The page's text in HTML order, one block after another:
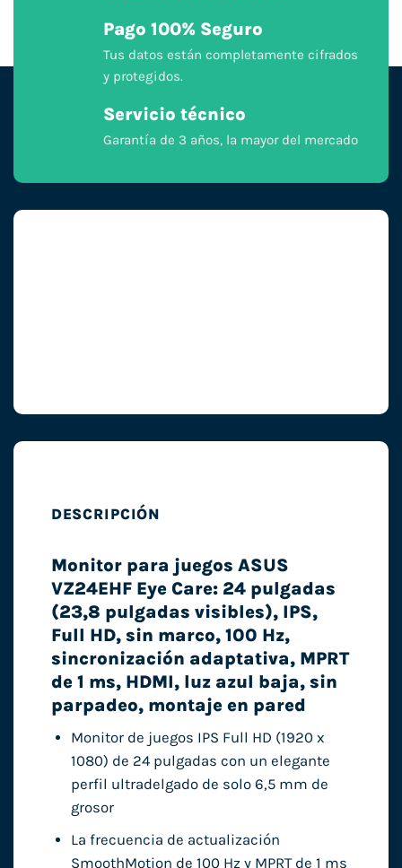
Pago 100% Seguro
Tus datos están completamente cifrados
y protegidos.
Servicio técnico
Garantía de 3 años, la mayor del mercado
DESCRIPCIÓN
Monitor para juegos ASUS
VZ24EHF Eye Care: 24 pulgadas
(23,8 pulgadas visibles), IPS,
Full HD, sin marco, 100 Hz,
sincronización adaptativa, MPRT
de 1 ms, HDMI, luz azul baja, sin
parpadeo, montaje en pared
Monitor de juegos IPS Full HD (1920 x
1080) de 24 pulgadas con un elegante
perfil ultradelgado de solo 6,5 mm de
grosor
La frecuencia de actualización
SmoothMotion de 100 Hz y MPRT de 1 ms